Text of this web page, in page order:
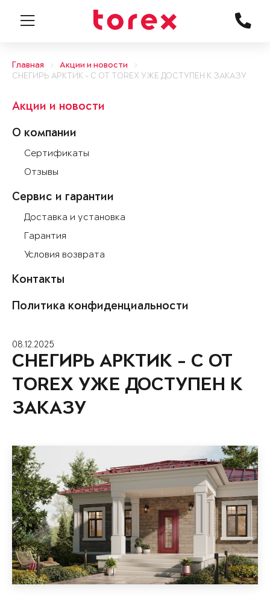
Главная
Акции и новости
СНЕГИРЬ АРКТИК - С ОТ TOREX УЖЕ ДОСТУПЕН К ЗАКАЗУ
Акции и новости
О компании
Сертификаты
Отзывы
Сервис и гарантии
Доставка и установка
Гарантия
Условия возврата
Контакты
Политика конфиденциальности
08.12.2025
СНЕГИРЬ АРКТИК - С ОТ
TOREX УЖЕ ДОСТУПЕН К
ЗАКАЗУ